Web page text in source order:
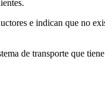
e indican que no
de transporte que